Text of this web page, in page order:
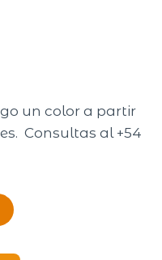
un color a partir
Consultas al +54